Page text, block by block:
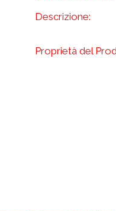
Descrizione:
Proprietà del